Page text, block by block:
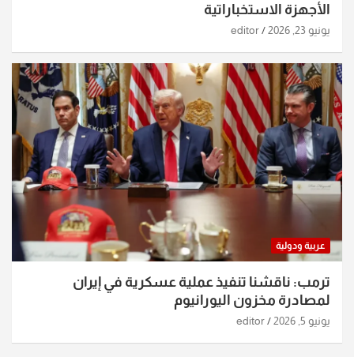
الأجهزة الاستخباراتية
يونيو 23, 2026 editor
عربية ودولية
ترمب: ناقشنا تنفيذ عملية عسكرية في إيران
لمصادرة مخزون اليورانيوم
يونيو 5, 2026 editor